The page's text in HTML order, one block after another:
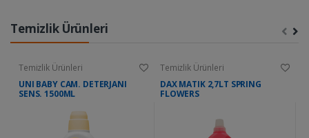
Temizlik Ürünleri
Temizlik Ürünleri
UNI BABY CAM. DETERJANI
SENS. 1500ML
Temizlik Ürünleri
DAX MATIK 2,7LT SPRING
FLOWERS